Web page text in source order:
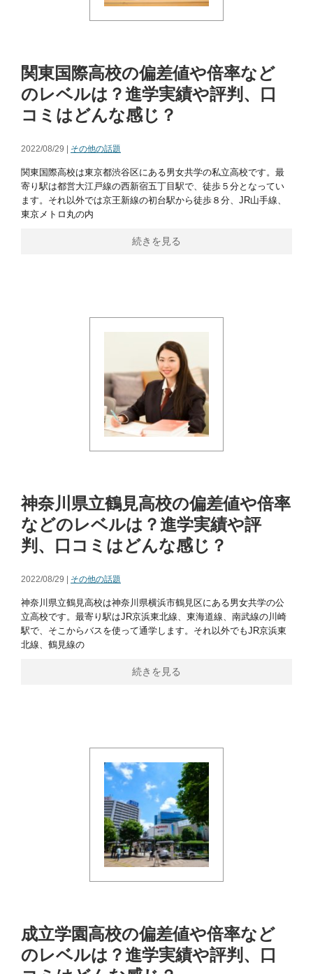
関東国際高校の偏差値や倍率など
のレベルは？進学実績や評判、口
コミはどんな感じ？
2022/08/29 | その他の話題
関東国際高校は東京都渋谷区にある男女共学の私立高校です。最
寄り駅は都営大江戸線の西新宿五丁目駅で、徒歩５分となってい
ます。それ以外では京王新線の初台駅から徒歩８分、JR山手線、
東京メトロ丸の内
続きを見る
神奈川県立鶴見高校の偏差値や倍率
などのレベルは？進学実績や評
判、口コミはどんな感じ？
2022/08/29 | その他の話題
神奈川県立鶴見高校は神奈川県横浜市鶴見区にある男女共学の公
立高校です。最寄り駅はJR京浜東北線、東海道線、南武線の川崎
駅で、そこからバスを使って通学します。それ以外でもJR京浜東
北線、鶴見線の
続きを見る
成立学園高校の偏差値や倍率など
のレベルは？進学実績や評判、口